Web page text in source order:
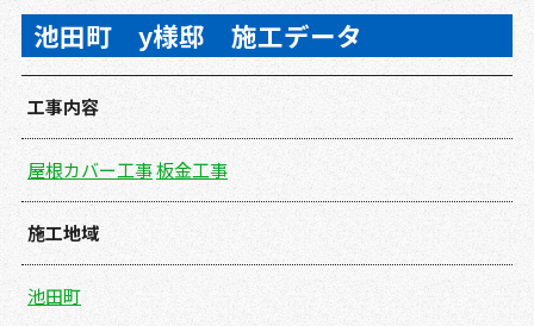
池田町 y様邸 施工データ
工事内容
屋根カバー工事板金工事
施工地域
池田町